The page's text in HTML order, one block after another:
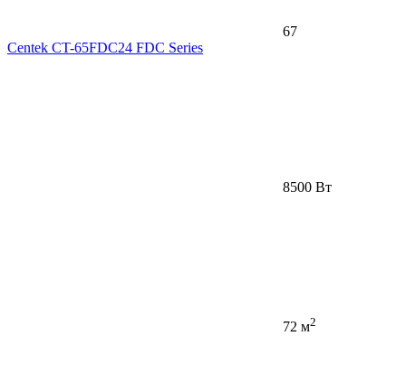
67
Centek CT-65FDC24 FDC Series
8500 Вт
72 м2